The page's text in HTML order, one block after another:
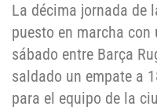
La décima jornada de
puesto en marcha
sábado entre Barça
saldado un empate a
para el equipo de la